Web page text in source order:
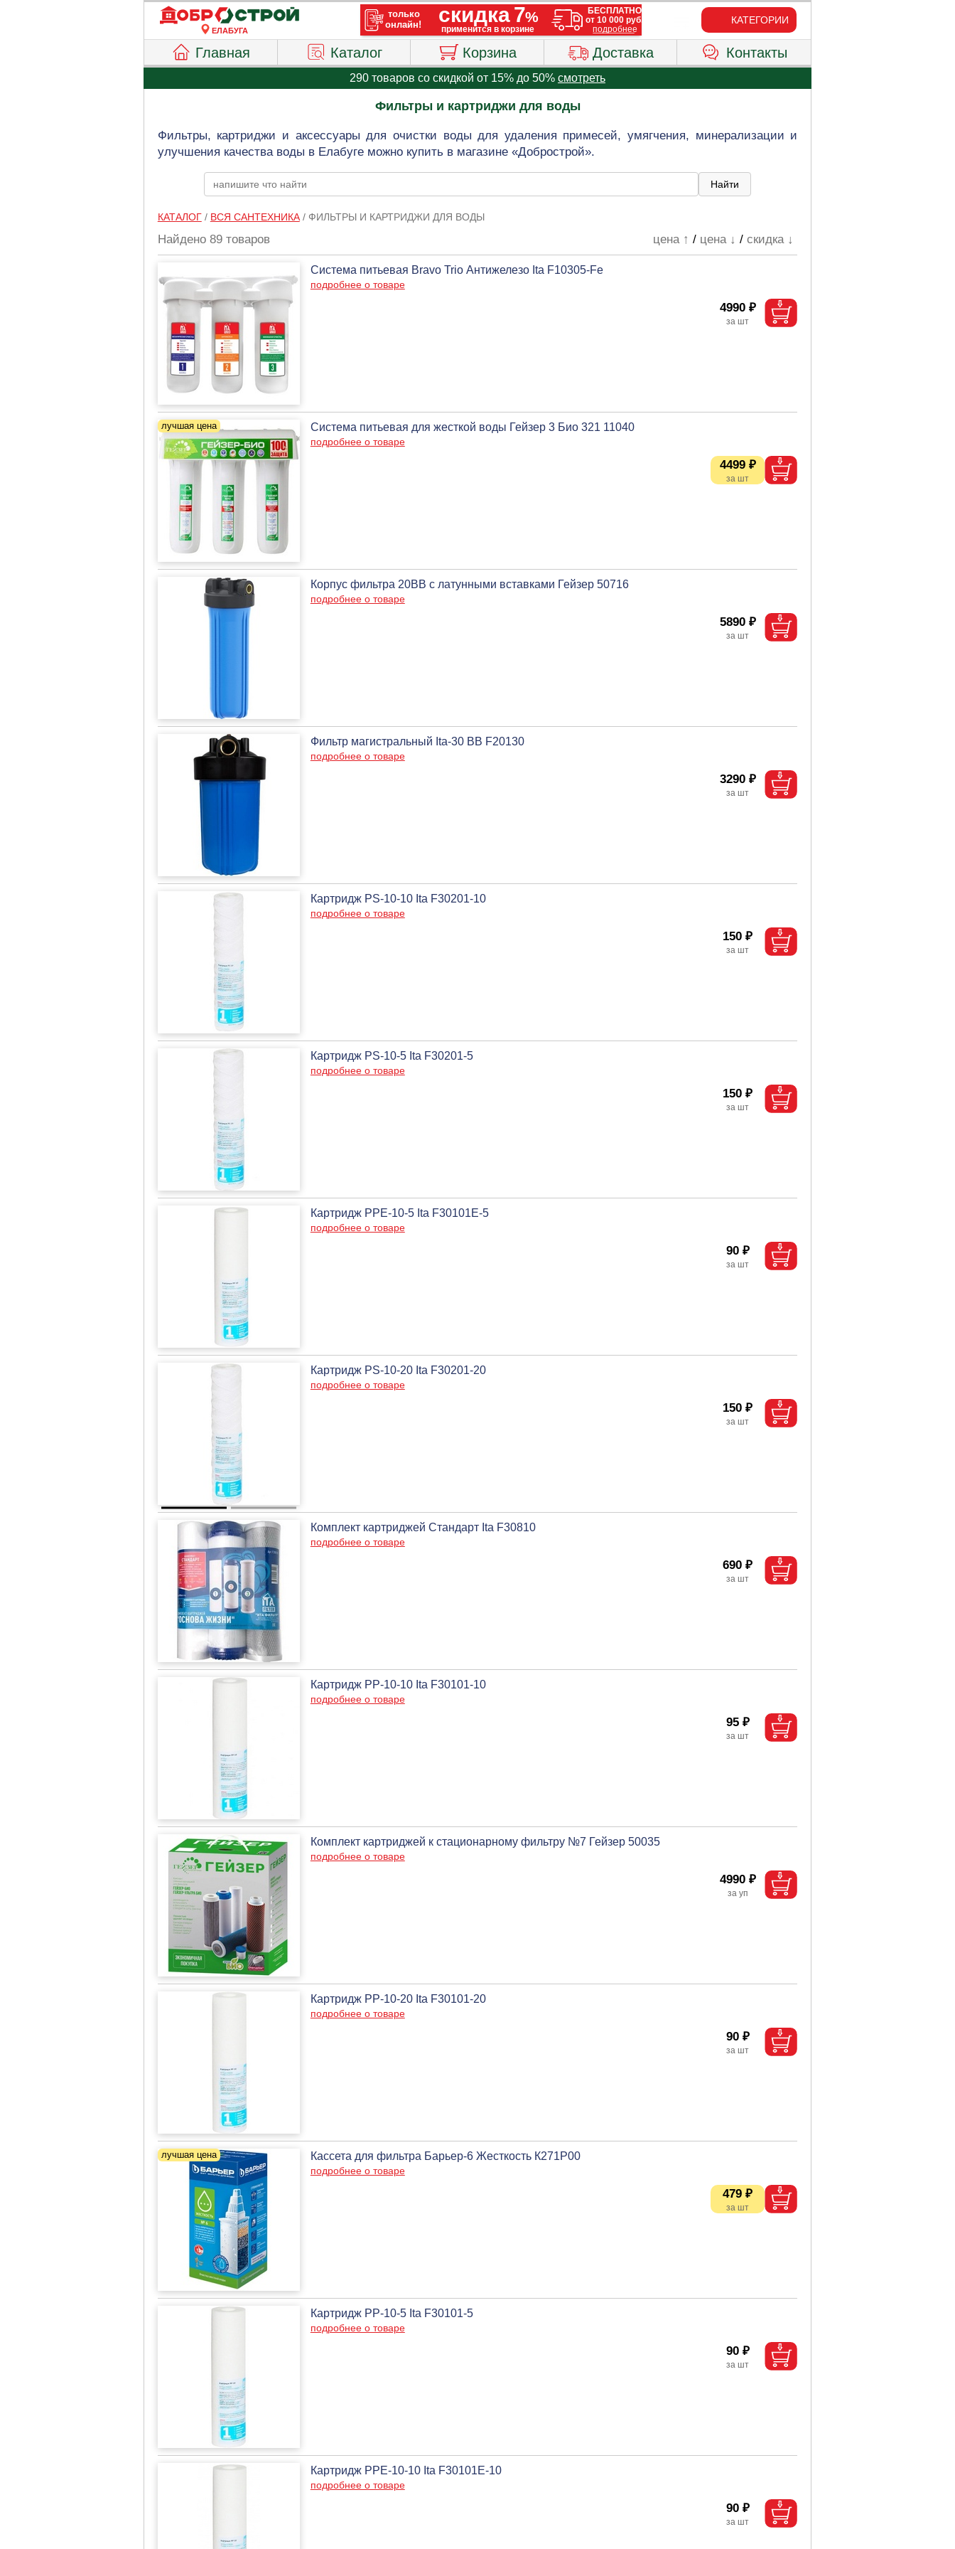
ЕЛАБУГА
КАТЕГОРИИ
Главная Каталог Корзина Доставка Контакты
290 товаров со скидкой от 15% до 50% смотреть
Фильтры и картриджи для воды
Фильтры, картриджи и аксессуары для очистки воды для удаления примесей, умягчения, минерализации и
улучшения качества воды в Елабуге можно купить в магазине «Добрострой».
КАТАЛОГ/ ВСЯ САНТЕХНИКА/ ФИЛЬТРЫ И КАРТРИДЖИ ДЛЯ ВОДЫ
Найдено 89 товаров цена ↑ / цена ↓ /скидка ↓
Система питьевая Bravo Trio Антижелезо Ita F10305-Fe
подробнее о товаре
4990 ₽
Система питьевая для жесткой воды Гейзер 3 Био 321 11040
подробнее о товаре
4499 ₽
Корпус фильтра 20ВВ с латунными вставками Гейзер 50716
подробнее о товаре
5890 ₽
Фильтр магистральный Ita-30 BB F20130
подробнее о товаре
3290 ₽
Картридж PS-10-10 Ita F30201-10
подробнее о товаре
150 ₽
Картридж PS-10-5 Ita F30201-5
подробнее о товаре
150 ₽
Картридж PPE-10-5 Ita F30101E-5
подробнее о товаре
90 ₽
Картридж PS-10-20 Ita F30201-20
подробнее о товаре
150 ₽
Комплект картриджей Стандарт Ita F30810
подробнее о товаре
690 ₽
Картридж PP-10-10 Ita F30101-10
подробнее о товаре
95 ₽
Комплект картриджей к стационарному фильтру №7 Гейзер 50035
подробнее о товаре
4990 ₽
Картридж PP-10-20 Ita F30101-20
подробнее о товаре
90 ₽
Кассета для фильтра Барьер-6 Жесткость К271Р00
подробнее о товаре
479 ₽
Картридж PP-10-5 Ita F30101-5
подробнее о товаре
90 ₽
Картридж PPE-10-10 Ita F30101E-10
подробнее о товаре
90 ₽